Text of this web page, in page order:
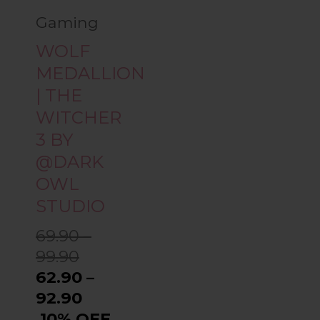
Gaming
WOLF
MEDALLION
| THE
WITCHER
3 BY
@DARK
OWL
STUDIO
69.90 –
99.90
62.90 –
92.90
Les
options
peuvent
être
choisies
sur
la
page
du